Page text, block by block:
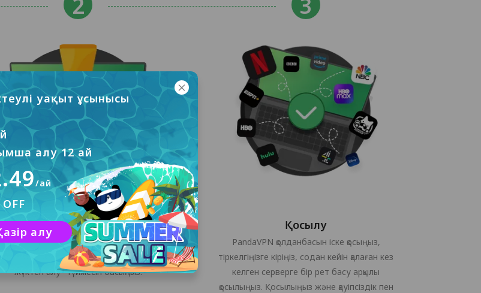
Жүктеп алу және орнату
үшін PandaVPN жүктеп алу және
оны компьютеріңізге орнату үшін "Тегін
жүктеп алу" түймесін басыңыз.
Қосылу
PandaVPN қолданбасын іске қосыңыз,
тіркелгіңізге кіріңіз, содан кейін қалаған кез
келген серверге бір рет басу арқылы
қосылыңыз. Қосылыңыз және қауіпсіздік пен
уақыт ұсынысы
алу 12 ай
/ай
алу